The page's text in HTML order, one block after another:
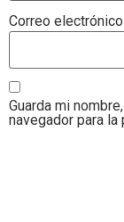
Correo electrónico
Guarda mi
navegador para